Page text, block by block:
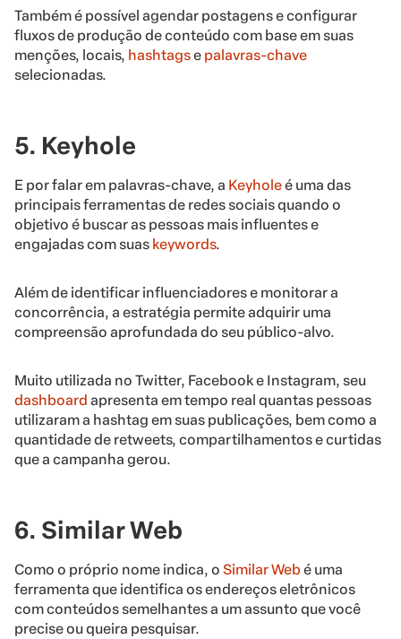
Também é possível agendar postagens e configurar
fluxos de produção de conteúdo com base em suas
menções, locais, hashtagse palavras-chave
selecionadas.
5. Keyhole
E por falar em palavras-chave, a Keyholeé uma das
principais ferramentas de redes sociais quando o
objetivo é buscar as pessoas mais influentes e
engajadas com suas keywords.
Além de identificar influenciadores e monitorar a
concorrência, a estratégia permite adquirir uma
compreensão aprofundada do seu público-alvo.
Muito utilizada no Twitter, Facebook e Instagram, seu
dashboard apresenta em tempo real quantas pessoas
utilizaram a hashtag em suas publicações, bem como a
quantidade de retweets, compartilhamentos e curtidas
que a campanha gerou.
6. Similar Web
Como o próprio nome indica, o Similar Web é uma
ferramenta que identifica os endereços eletrônicos
com conteúdos semelhantes a um assunto que você
precise ou queira pesquisar.